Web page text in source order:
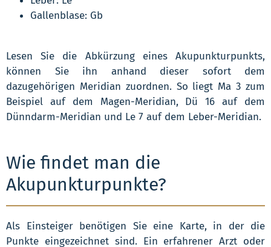
Gallenblase: Gb
Lesen Sie die Abkürzung eines Akupunkturpunkts,
können Sie ihn anhand dieser sofort dem
dazugehörigen Meridian zuordnen. So liegt Ma 3 zum
Beispiel auf dem Magen-Meridian, Dü 16 auf dem
Dünndarm-Meridian und Le 7 auf dem Leber-Meridian.
Wie findet man die
Akupunkturpunkte?
Als Einsteiger benötigen Sie eine Karte, in der die
Punkte eingezeichnet sind. Ein erfahrener Arzt oder